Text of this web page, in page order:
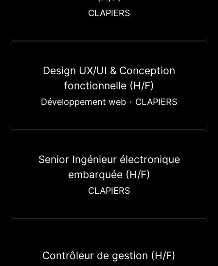
CLAPIERS
Design UX/UI & Conception
fonctionnelle (H/F)
Développement web · CLAPIERS
Senior Ingénieur électronique
embarquée (H/F)
CLAPIERS
Contrôleur de gestion (H/F)